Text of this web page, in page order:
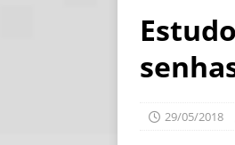
29/05/2018